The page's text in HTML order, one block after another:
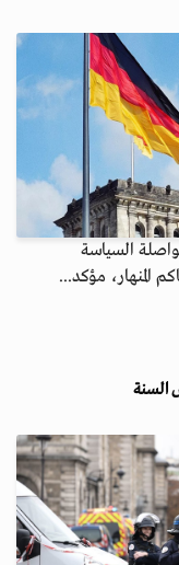
السياسة
المنهار، مؤكد...
السنة